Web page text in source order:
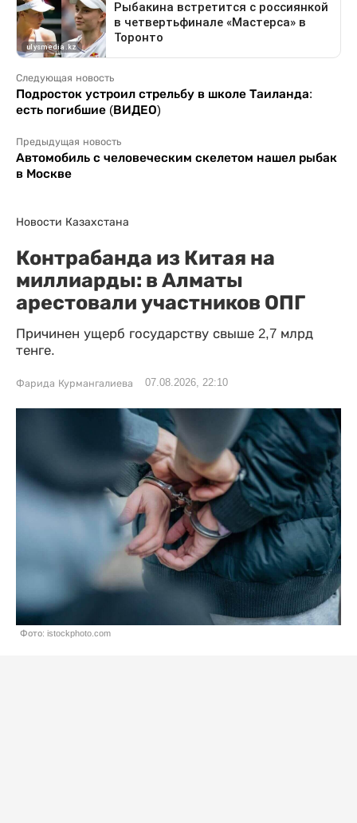
Следующая новость
Подросток устроил стрельбу в школе Таиланда:
есть погибшие (ВИДЕО)
Предыдущая новость
Автомобиль с человеческим скелетом нашел рыбак
в Москве
Новости Казахстана
Контрабанда из Китая на
миллиарды: в Алматы
арестовали участников ОПГ
Причинен ущерб государству свыше 2,7 млрд
тенге.
Фарида Курмангалиева 07.08.2026, 22:10
Фото: istockphoto.com